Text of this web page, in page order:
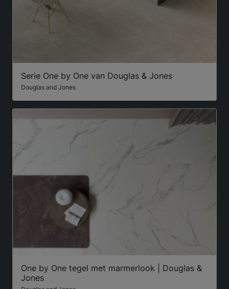
Serie One by One van Douglas & Jones
Douglas and Jones
One by One tegel met marmerlook | Douglas &
Jones